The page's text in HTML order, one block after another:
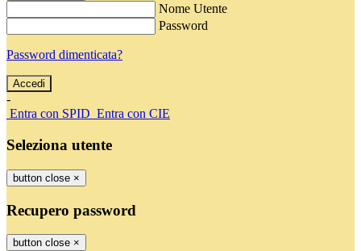
Nome Utente
Password
Password dimenticata?
-
Entra con SPID Entra con CIE
Seleziona utente
button close ×
Recupero password
button close ×